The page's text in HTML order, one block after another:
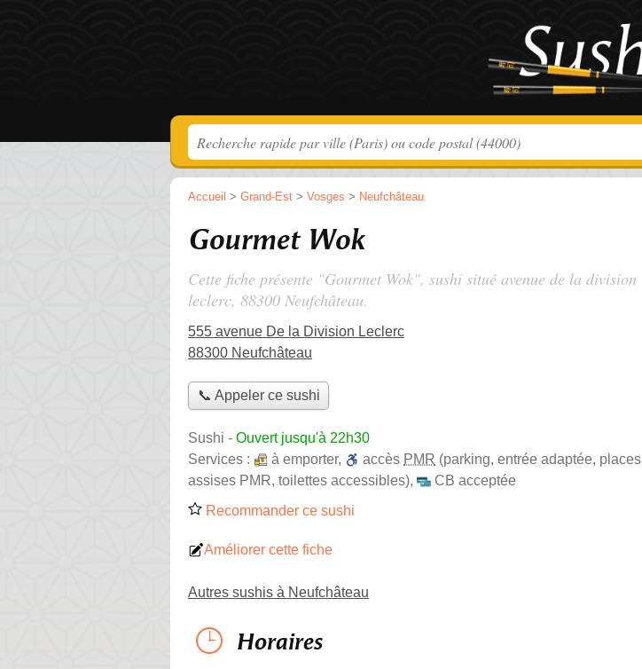
Accueil > Grand-Est > Vosges > Neufchâteau
Gourmet Wok
Cette fiche présente "Gourmet Wok", sushi situé avenue de la division
leclerc, 88300 Neufchâteau.
555 avenue De la Division Leclerc
88300 Neufchâteau
📞 Appeler ce sushi
Sushi - Ouvert jusqu'à 22h30
Services :
à emporter, accès PMR (parking, entrée adaptée, places
assises PMR, toilettes accessibles),
CB acceptée
Recommander ce sushi
Améliorer cette fiche
Autres sushis à Neufchâteau
Horaires